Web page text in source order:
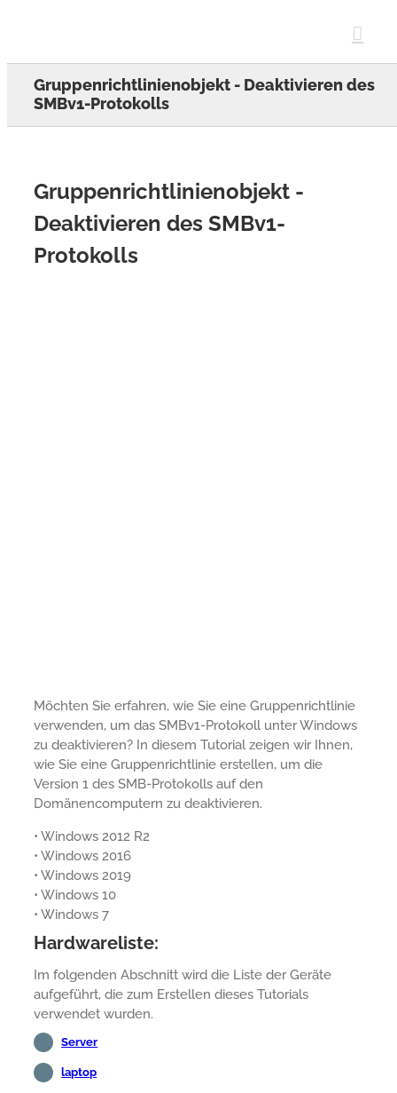
Gruppenrichtlinienobjekt - Deaktivieren des
SMBv1-Protokolls
Gruppenrichtlinienobjekt -
Deaktivieren des SMBv1-
Protokolls
Möchten Sie erfahren, wie Sie eine Gruppenrichtlinie
verwenden, um das SMBv1-Protokoll unter Windows
zu deaktivieren? In diesem Tutorial zeigen wir Ihnen,
wie Sie eine Gruppenrichtlinie erstellen, um die
Version 1 des SMB-Protokolls auf den
Domänencomputern zu deaktivieren.
• Windows 2012 R2
• Windows 2016
• Windows 2019
• Windows 10
• Windows 7
Hardwareliste:
Im folgenden Abschnitt wird die Liste der Geräte
aufgeführt, die zum Erstellen dieses Tutorials
verwendet wurden.
Server
laptop